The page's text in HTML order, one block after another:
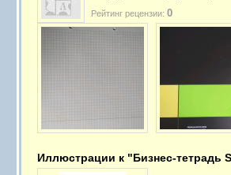
Рейтинг рецензии: 0
Иллюстрации к "Бизнес-тетрадь